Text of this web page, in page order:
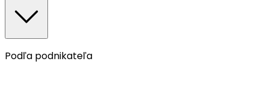
Podľa podnikateľa